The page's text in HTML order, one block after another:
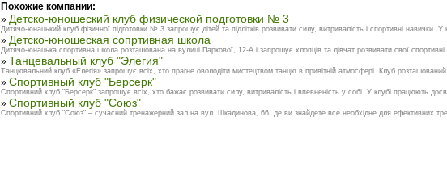
Похожие компании:
» Детско-юношеский клуб физической подготовки № 3
Дитячо-юнацький клуб фізичної підготовки № 3 запрошує дітей та підлітків розвивати силу, витривалість і спортивні навички.
» Детско-юношеская сопртивная школа
Дитячо-юнацька спортивна школа розташована на вулиці Паркової, 12-А і запрошує хлопців та дівчат розвивати свої спортивні
» Танцевальный клуб "Элегия"
Танцювальний клуб «Елегія» запрошує всіх, хто прагне оволодіти мистецтвом танцю в привітній атмосфері. Клуб
» Спортивный клуб "Берсерк"
Спортивний клуб "Берсерк" запрошує всіх, хто бажає розвивати силу, витривалість і впевненість у собі. У клубі працюють
» Спортивный клуб "Союз"
Спортивний клуб "Союз" – сучасний тренажерний зал на вул. Шкадинова, 66, де ви знайдете все необхідне для ефективних